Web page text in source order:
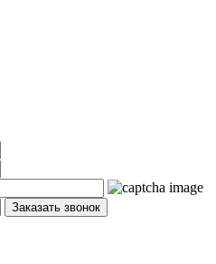
Заказать звонок